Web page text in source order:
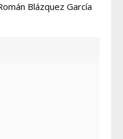
Blázquez García